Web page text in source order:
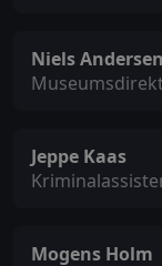
Niels Andersen
Jeppe Kaas
Mogens Holm